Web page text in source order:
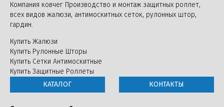
Компания ковчег Производство и монтаж защитных роллет,
всех видов жалюзи, антимоскитных сеток, рулонных штор,
гардин.
Купить Жалюзи
Купить Рулонные Шторы
Купить Сетки Антимоскитные
Купить Защитные Роллеты
КАТАЛОГ
КОНТАКТЫ